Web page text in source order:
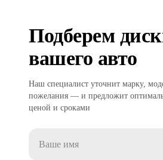
Подберем
вашего авто
Наш специалист уточнит марку,
пожелания — и предложит
ценой и сроками